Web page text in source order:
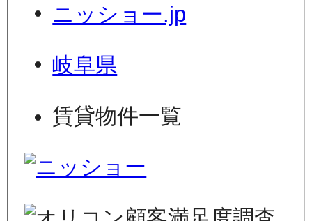
ニッショー.jp
岐阜県
賃貸物件一覧